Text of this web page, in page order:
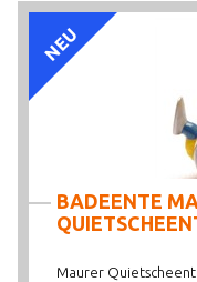
NEU
BADEENTE
Maurer